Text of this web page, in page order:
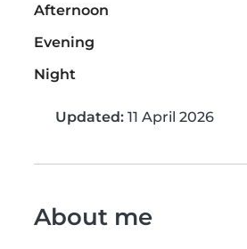
Afternoon
Evening
Night
Updated: 11 April 2026
About me